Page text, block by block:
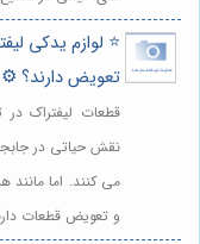
⭐️ لوازم یدکی
تعویض دارند؟ ⚙️
قطعات لیفتراک
نقش حیاتی در
می کنند. اما مانند
و تعویض قطعات